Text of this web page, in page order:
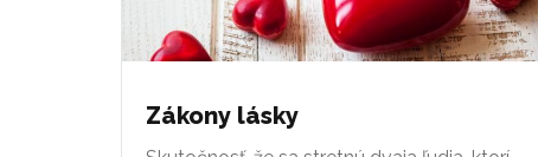
Zákony lásky